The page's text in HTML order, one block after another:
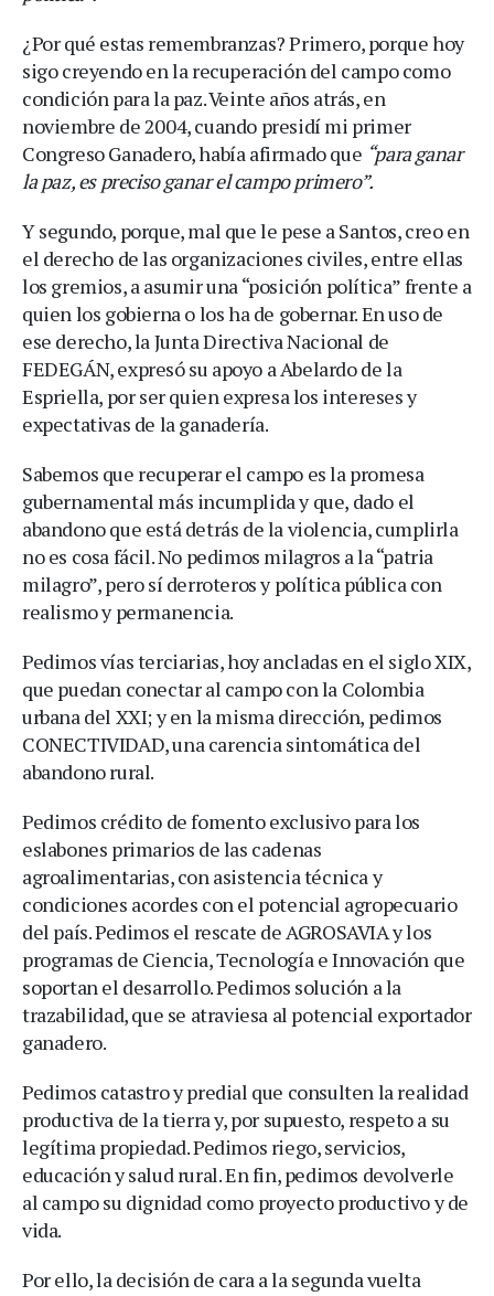
¿Por qué estas remembranzas? Primero, porque hoy
sigo creyendo en la recuperación del campo como
condición para la paz. Veinte años atrás, en
noviembre de 2004, cuando presidí mi primer
Congreso Ganadero, había afirmado que “para ganar
la paz, es preciso ganar el campo primero”.
Y segundo, porque, mal que le pese a Santos, creo en
el derecho de las organizaciones civiles, entre ellas
los gremios, a asumir una “posición política” frente a
quien los gobierna o los ha de gobernar. En uso de
ese derecho, la Junta Directiva Nacional de
FEDEGÁN, expresó su apoyo a Abelardo de la
Espriella, por ser quien expresa los intereses y
expectativas de la ganadería.
Sabemos que recuperar el campo es la promesa
gubernamental más incumplida y que, dado el
abandono que está detrás de la violencia, cumplirla
no es cosa fácil. No pedimos milagros a la “patria
milagro”, pero sí derroteros y política pública con
realismo y permanencia.
Pedimos vías terciarias, hoy ancladas en el siglo XIX,
que puedan conectar al campo con la Colombia
urbana del XXI; y en la misma dirección, pedimos
CONECTIVIDAD, una carencia sintomática del
abandono rural.
Pedimos crédito de fomento exclusivo para los
eslabones primarios de las cadenas
agroalimentarias, con asistencia técnica y
condiciones acordes con el potencial agropecuario
del país. Pedimos el rescate de AGROSAVIA y los
programas de Ciencia, Tecnología e Innovación que
soportan el desarrollo. Pedimos solución a la
trazabilidad, que se atraviesa al potencial exportador
ganadero.
Pedimos catastro y predial que consulten la realidad
productiva de la tierra y, por supuesto, respeto a su
legítima propiedad. Pedimos riego, servicios,
educación y salud rural. En fin, pedimos devolverle
al campo su dignidad como proyecto productivo y de
vida.
Por ello, la decisión de cara a la segunda vuelta